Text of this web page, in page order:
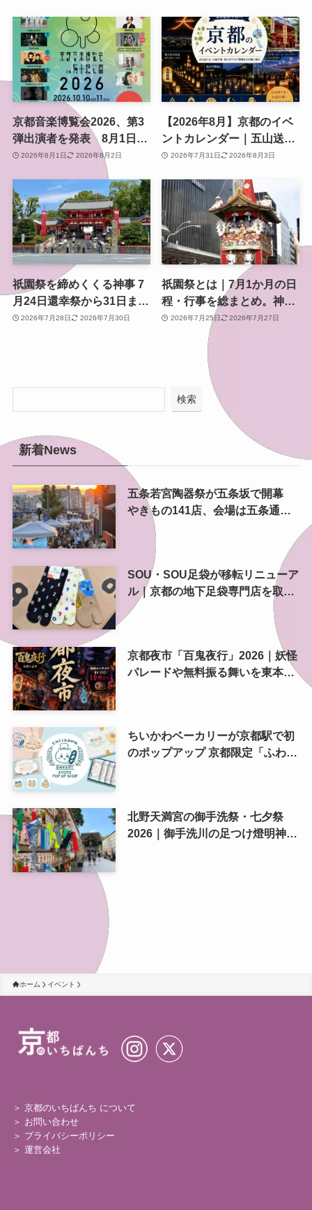
京都音楽博覧会2026、第3
弾出演者を発表 8月1日か
らチケット2次プレオーダ
ー開始 梅小路公園で10月
開催
2026年8月1日 2026年8月2日
【2026年8月】京都のイベ
ントカレンダー｜五山送り
火・お盆行事・夏のおでか
2026年7月31日 2026年8月3日
祇園祭を締めくくる神事 7
月24日還幸祭から31日まで
のスケジュールと見どころ
2026年7月28日 2026年7月30日
祇園祭とは｜7月1か月の日
程・行事を総まとめ。神幸
祭・山鉾巡行・還幸祭まで
2026年7月25日 2026年7月27日
検索
新着News
五条若宮陶器祭が五条坂で開幕
やきもの141店、会場は五条通の
南側にも拡大
SOU・SOU足袋が移転リニューア
ル｜京都の地下足袋専門店を取
材、人気商品や京都土産も紹介
京都夜市「百鬼夜行」2026｜妖怪
パレードや無料振る舞いを東本願
ちいかわベーカリーが京都駅で初
のポップアップ 京都限定「ふわふ
北野天満宮の御手洗祭・七夕祭
2026｜御手洗川の足つけ燈明神事
ホーム イベント
＞ 京都のいちばんち について
＞ お問い合わせ
＞ プライバシーポリシー
＞ 運営会社